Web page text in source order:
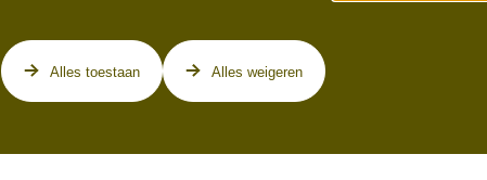
Alles toestaan Alles weigeren